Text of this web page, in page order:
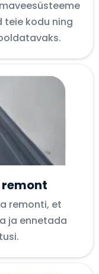
kodu ning
remonti, et
ja ennetada